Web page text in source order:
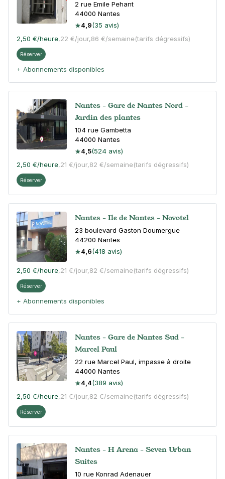
2 rue Emile Pehant
44000 Nantes
4,9(35 avis)
2,50 €/heure,22 €/jour,86 €/semaine(tarifs dégressifs)
Réserver
+ Abonnements disponibles
Nantes - Gare de Nantes Nord -
Jardin des plantes
104 rue Gambetta
44000 Nantes
4,5(524 avis)
2,50 €/heure,21 €/jour,82 €/semaine(tarifs dégressifs)
Réserver
Nantes - Ile de Nantes - Novotel
23 boulevard Gaston Doumergue
44200 Nantes
4,6(418 avis)
2,50 €/heure,21 €/jour,82 €/semaine(tarifs dégressifs)
Réserver
+ Abonnements disponibles
Nantes - Gare de Nantes Sud -
Marcel Paul
22 rue Marcel Paul, impasse à droite
44000 Nantes
4,4(389 avis)
2,50 €/heure,21 €/jour,82 €/semaine(tarifs dégressifs)
Réserver
Nantes - H Arena - Seven Urban
Suites
10 rue Konrad Adenauer